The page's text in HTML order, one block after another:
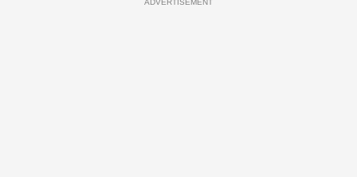
ADVERTISEMENT